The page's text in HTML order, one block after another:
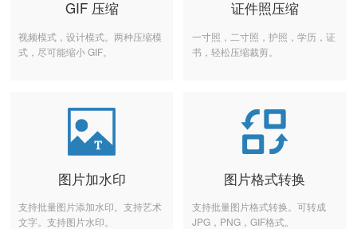
GIF 压缩
视频模式，设计模式。两种压缩模
式，尽可能缩小 GIF。
证件照压缩
一寸照，二寸照，护照，学历，证
书，轻松压缩裁剪。
图片加水印
支持批量图片添加水印。支持艺术
文字。支持图片水印。
图片格式转换
支持批量图片格式转换。可转成
JPG，PNG，GIF格式。